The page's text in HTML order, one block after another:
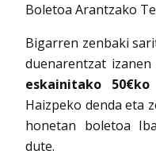
Boletoa Arantzako
Bigarren zenbaki
duenarentzat izanen
eskainitako
Haizpeko denda eta
honetan boletoa
dute.